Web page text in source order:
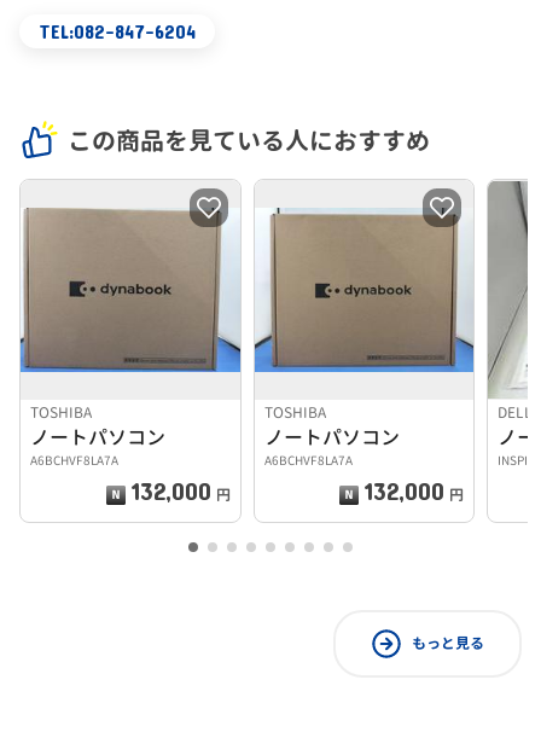
TEL:082-847-6204
この商品を見ている人におすすめ
TOSHIBA
ノートパソコン
A6BCHVF8LA7A
132,000 円
TOSHIBA
ノートパソコン
A6BCHVF8LA7A
132,000 円
DELL
ノ
もっと見る